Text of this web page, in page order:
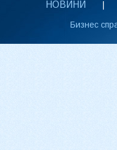
НОВИНИ
Бизнес